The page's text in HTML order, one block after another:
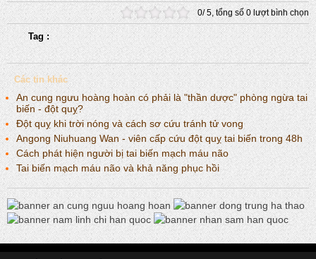
0/5, tổng số0 lượt bình chọn
Tag :
Các tin khác
An cung ngưu hoàng hoàn có phải là "thần dược" phòng ngừa tai
biến - đột quỵ?
Đột quỵ khi trời nóng và cách sơ cứu tránh tử vong
Angong Niuhuang Wan - viên cấp cứu đột quỵ tai biến trong 48h
Cách phát hiện người bị tai biến mạch máu não
Tai biến mạch máu não và khả năng phục hồi